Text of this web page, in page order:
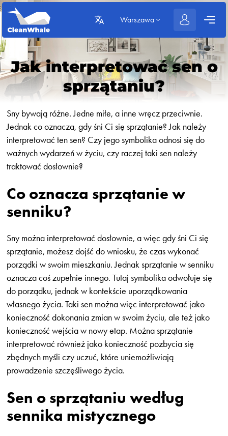
Warszawa
Jak interpretować sen o
sprzątaniu?
Sny bywają różne. Jedne miłe, a inne wręcz przeciwnie.
Jednak co oznacza, gdy śni Ci się sprzątanie? Jak należy
interpretować ten sen? Czy jego symbolika odnosi się do
ważnych wydarzeń w życiu, czy raczej taki sen należy
traktować dosłownie?
Co oznacza sprzątanie w
senniku?
Sny można interpretować dosłownie, a więc gdy śni Ci się
sprzątanie, możesz dojść do wniosku, że czas wykonać
porządki w swoim mieszkaniu. Jednak sprzątanie w senniku
oznacza coś zupełnie innego. Tutaj symbolika odwołuje się
do porządku, jednak w kontekście uporządkowania
własnego życia. Taki sen można więc interpretować jako
konieczność dokonania zmian w swoim życiu, ale też jako
konieczność wejścia w nowy etap. Można sprzątanie
interpretować również jako konieczność pozbycia się
zbędnych myśli czy uczuć, które uniemożliwiają
prowadzenie szczęśliwego życia.
Sen o sprzątaniu według
sennika mistycznego